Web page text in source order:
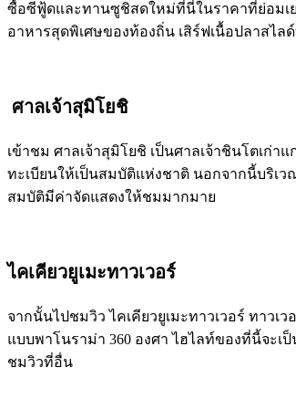
ซื้อซีฟู้ดและทานซูชิสดใหม่ที่นี่ในราคาที่ย่อมเ
อาหารสุดพิเศษของท้องถิ่น เสิร์ฟเนื้อปลาสไล
ศาลเจ้าสุมิโยชิ
เข้าชม ศาลเจ้าสุมิโยชิ เป็นศาลเจ้าชินโตเก่
ทะเบียนให้เป็นสมบัติแห่งชาติ นอกจากนี้บริเ
สมบัติมีค่าจัดแสดงให้ชมมากมาย
ไคเคียวยูเมะทาวเวอร์
จากนั้นไปชมวิว ไคเคียวยูเมะทาวเวอร์ ทา
แบบพาโนราม่า 360 องศา ไฮไลท์ของที่นี้จะ
ชมวิวที่อื่น